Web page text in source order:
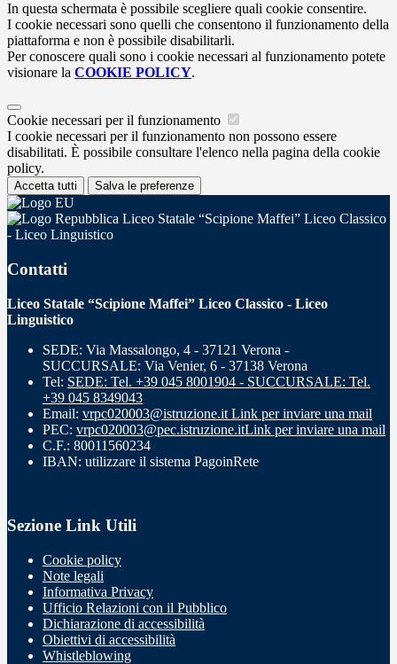
In questa schermata è possibile scegliere quali cookie consentire.
I cookie necessari sono quelli che consentono il funzionamento della
piattaforma e non è possibile disabilitarli.
Per conoscere quali sono i cookie necessari al funzionamento potete
visionare la COOKIE POLICY.
Cookie necessari per il funzionamento
I cookie necessari per il funzionamento non possono essere
disabilitati. È possibile consultare l'elenco nella pagina della cookie
policy.
Accetta tutti Salva le preferenze
Liceo Statale “Scipione Maffei” Liceo Classico
- Liceo Linguistico
Contatti
Liceo Statale “Scipione Maffei” Liceo Classico - Liceo
Linguistico
SEDE: Via Massalongo, 4 - 37121 Verona -
SUCCURSALE: Via Venier, 6 - 37138 Verona
Tel: SEDE: Tel. +39 045 8001904 - SUCCURSALE: Tel.
+39 045 8349043
Email: vrpc020003@istruzione.it Link per inviare una mail
PEC: vrpc020003@pec.istruzione.itLink per inviare una mail
C.F.: 80011560234
IBAN: utilizzare il sistema PagoinRete
Sezione Link Utili
Cookie policy
Note legali
Informativa Privacy
Ufficio Relazioni con il Pubblico
Dichiarazione di accessibilità
Obiettivi di accessibilità
Whistleblowing